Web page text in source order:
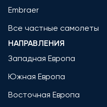
Embraer
Все частные самолеты
НАПРАВЛЕНИЯ
Западная Европа
Южная Европа
Восточная Европа